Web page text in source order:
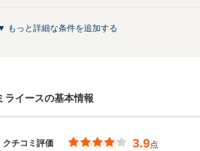
もっと詳細な条件を追加する
ライースの基本情報
クチコミ評価 3.9点